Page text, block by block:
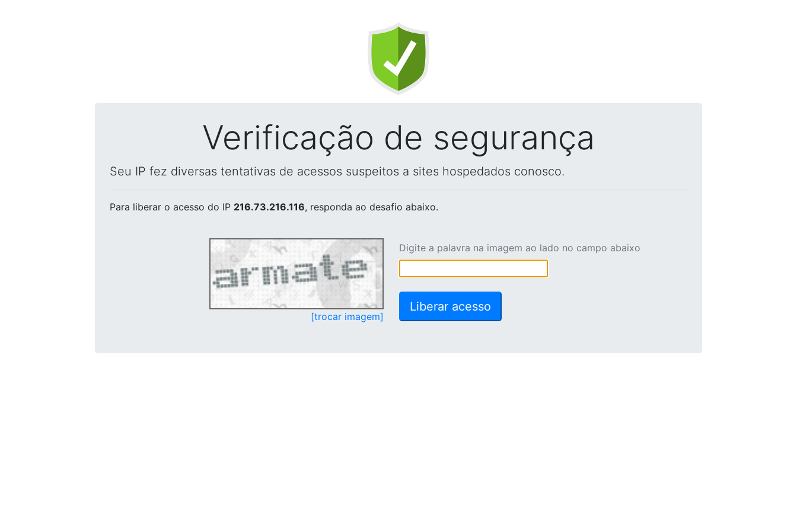
Verificação de segurança
Seu IP fez diversas tentativas de acessos suspeitos a sites hospedados conosco.
Para liberar o acesso do IP 216.73.216.116, responda ao desafio abaixo.
[trocar imagem]
Digite a palavra na imagem ao lado no campo abaixo